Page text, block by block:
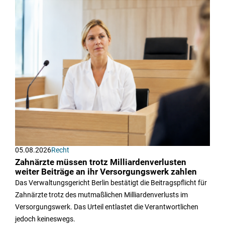
05.08.2026Recht
Zahnärzte müssen trotz Milliardenverlusten
weiter Beiträge an ihr Versorgungswerk zahlen
Das Verwaltungsgericht Berlin bestätigt die Beitragspflicht für
Zahnärzte trotz des mutmaßlichen Milliardenverlusts im
Versorgungswerk. Das Urteil entlastet die Verantwortlichen
jedoch keineswegs.